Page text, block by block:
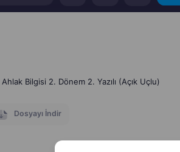
Bilgisi 2. Dönem 2. Yazılı (Açık Uçlu)
Dosyayı İndir